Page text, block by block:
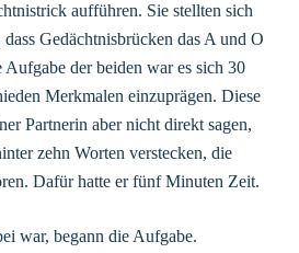
aufführen. Sie stellten sich
Gedächtnisbrücken das A und O
der beiden war es sich 30
Merkmalen einzuprägen. Diese
Partnerin aber nicht direkt sagen,
zehn Worten verstecken, die
Dafür hatte er fünf Minuten Zeit.
war, begann die Aufgabe.